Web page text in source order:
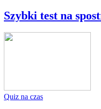
Szybki test na
Quiz na czas